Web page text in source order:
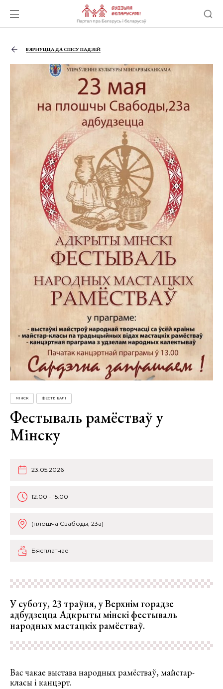
ВЯРНУЦЦА ДА СПІСУ ПАДЗЕЙ
МІНСК ФЕСТЫВАЛІ
Фестываль рамёстваў у
Мінску
23.05.2026
12:00 - 15:00
(плошча Свабоды, 23а)
Бясплатнае
У суботу, 23 траўня, у Верхнім горадзе
адбудзецца Адкрыты мінскі фестываль
народных мастацкіх рамёстваў.
Вас чакае выстава народных рамёстваў, майстар-
класы і канцэрт.